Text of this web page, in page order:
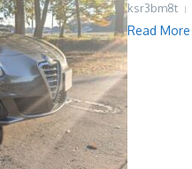
ksr3bm8t
Read More